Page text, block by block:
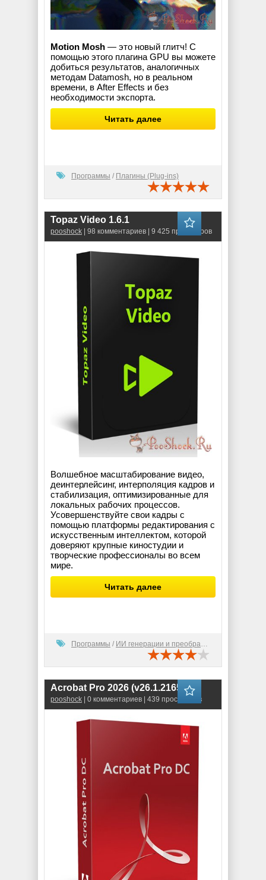
Motion Mosh — это новый глитч! С
помощью этого плагина GPU вы можете
добиться результатов, аналогичных
методам Datamosh, но в реальном
времени, в After Effects и без
необходимости экспорта.
Читать далее
Программы / Плагины (Plug-ins)
Topaz Video 1.6.1
pooshock | 98 комментариев | 9 425 просмотров
Волшебное масштабирование видео,
деинтерлейсинг, интерполяция кадров и
стабилизация, оптимизированные для
локальных рабочих процессов.
Усовершенствуйте свои кадры с
помощью платформы редактирования с
искусственным интеллектом, которой
доверяют крупные киностудии и
творческие профессионалы во всем
мире.
Читать далее
Программы / ИИ генерации и преобразования
Acrobat Pro 2026 (v26.1.21651)
pooshock | 0 комментариев | 439 просмотров